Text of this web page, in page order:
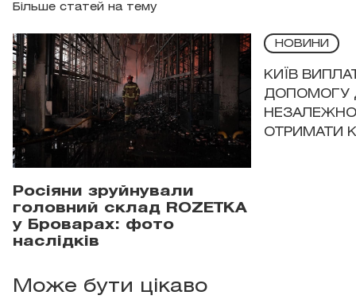
Більше статей на тему
Росіяни зруйнували
головний склад ROZETKA
у Броварах: фото
наслідків
НОВИНИ
КИЇВ
ДОПОМОГУ
ОТРИМАТИ
Може бути цікаво